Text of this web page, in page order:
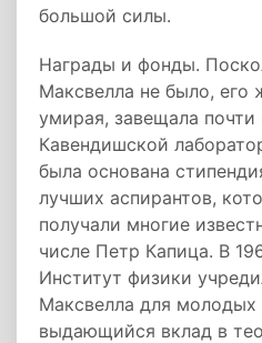
большой силы.
Награды и фонды.
Максвелла не было, его
умирая, завещала почти
Кавендишской
была основана
лучших аспирантов,
получали многие
числе Петр Капица. В
Институт физики
Максвелла для молодых
выдающийся вклад в